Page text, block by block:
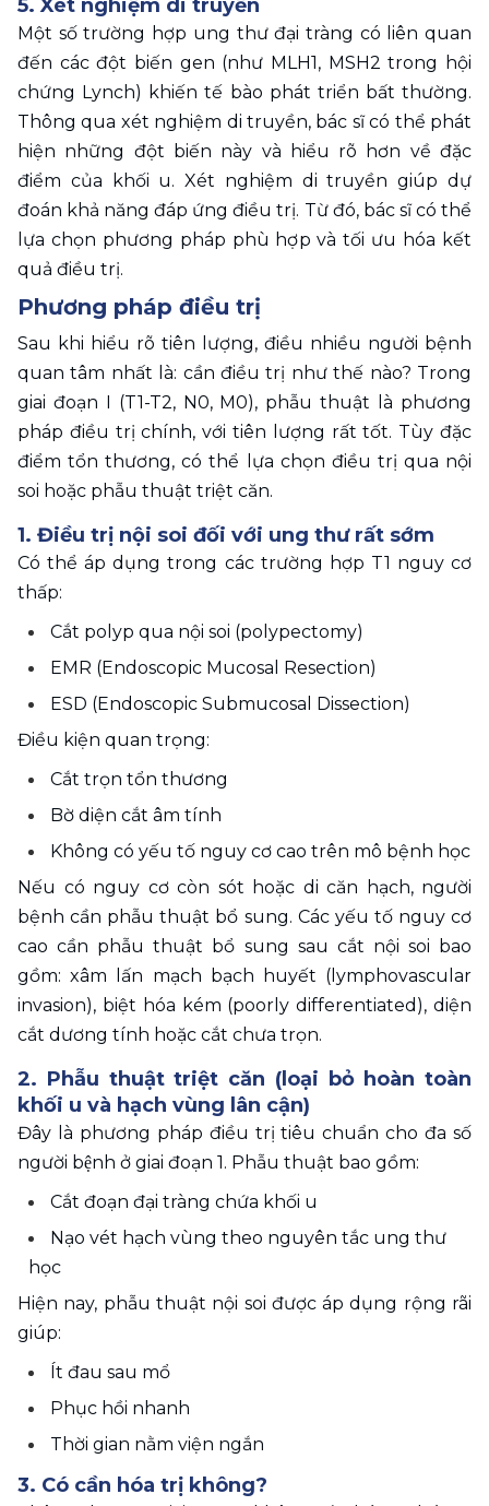
5. Xét nghiệm di truyền
Một số trường hợp ung thư đại tràng có liên quan
đến các đột biến gen (như MLH1, MSH2 trong hội
chứng Lynch) khiến tế bào phát triển bất thường.
Thông qua xét nghiệm di truyền, bác sĩ có thể phát
hiện những đột biến này và hiểu rõ hơn về đặc
điểm của khối u. Xét nghiệm di truyền giúp dự
đoán khả năng đáp ứng điều trị. Từ đó, bác sĩ có thể
lựa chọn phương pháp phù hợp và tối ưu hóa kết
quả điều trị.
Phương pháp điều trị
Sau khi hiểu rõ tiên lượng, điều nhiều người bệnh
quan tâm nhất là: cần điều trị như thế nào? Trong
giai đoạn I (T1-T2, N0, M0), phẫu thuật là phương
pháp điều trị chính, với tiên lượng rất tốt. Tùy đặc
điểm tổn thương, có thể lựa chọn điều trị qua nội
soi hoặc phẫu thuật triệt căn.
1. Điều trị nội soi đối với ung thư rất sớm
Có thể áp dụng trong các trường hợp T1 nguy cơ
thấp:
Cắt polyp qua nội soi (polypectomy)
EMR (Endoscopic Mucosal Resection)
ESD (Endoscopic Submucosal Dissection)
Điều kiện quan trọng:
Cắt trọn tổn thương
Bờ diện cắt âm tính
Không có yếu tố nguy cơ cao trên mô bệnh học
Nếu có nguy cơ còn sót hoặc di căn hạch, người
bệnh cần phẫu thuật bổ sung. Các yếu tố nguy cơ
cao cần phẫu thuật bổ sung sau cắt nội soi bao
gồm: xâm lấn mạch bạch huyết (lymphovascular
invasion), biệt hóa kém (poorly differentiated), diện
cắt dương tính hoặc cắt chưa trọn.
2. Phẫu thuật triệt căn (loại bỏ hoàn toàn
khối u và hạch vùng lân cận)
Đây là phương pháp điều trị tiêu chuẩn cho đa số
người bệnh ở giai đoạn 1. Phẫu thuật bao gồm:
Cắt đoạn đại tràng chứa khối u
Nạo vét hạch vùng theo nguyên tắc ung thư
học
Hiện nay, phẫu thuật nội soi được áp dụng rộng rãi
giúp:
Ít đau sau mổ
Phục hồi nhanh
Thời gian nằm viện ngắn
3. Có cần hóa trị không?